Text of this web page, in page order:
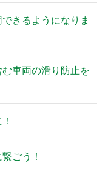
きるようになりま
む車両の滑り防止を
ごう！